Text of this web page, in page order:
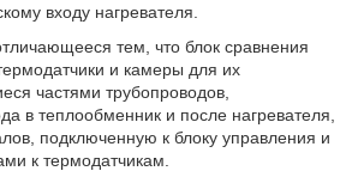
входу нагревателя.
тем, что блок сравнения
и камеры для их
частями трубопроводов,
в теплообменник и после нагревателя,
подключенную к блоку управления и
к термодатчикам.